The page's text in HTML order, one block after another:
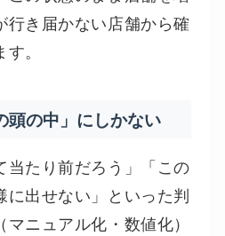
行き届かない店舗から確
。
頭の中」にしかない
当たり前だろう」「この
に出せない」といった判
ニュアル化・数値化）